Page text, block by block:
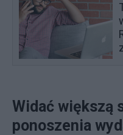
Widać większą
ponoszenia